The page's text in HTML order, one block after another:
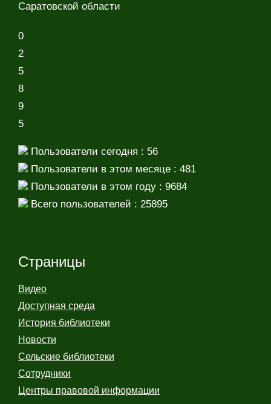
Саратовской области
0
2
5
8
9
5
Пользователи сегодня : 56
Пользователи в этом месяце : 481
Пользователи в этом году : 9684
Всего пользователей : 25895
Страницы
Видео
Доступная среда
История библиотеки
Новости
Сельские библиотеки
Сотрудники
Центры правовой информации